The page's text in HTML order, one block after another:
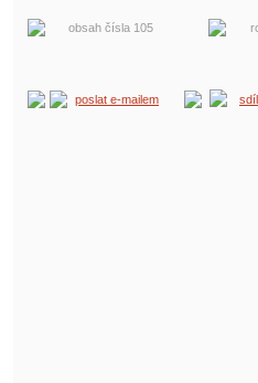
obsah čísla 105
poslat e-mailem